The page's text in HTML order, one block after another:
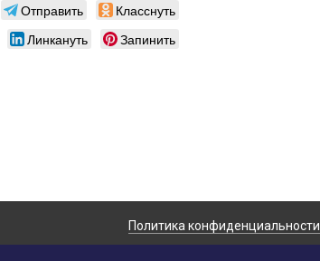
Отправить
Класснуть
Линкануть
Запинить
Политика конфиденциальности